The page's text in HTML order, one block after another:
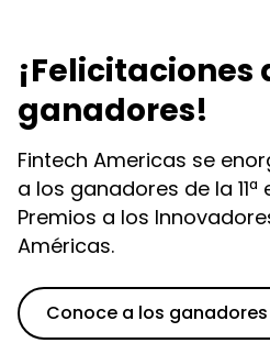
¡Felicitaciones
ganadores!
Fintech Americas se
a los ganadores de la
Premios a los
Américas.
Conoce a los ganadores